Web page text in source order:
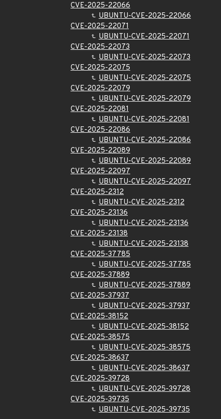
CVE-2025-22066
UBUNTU-CVE-2025-22066
CVE-2025-22071
UBUNTU-CVE-2025-22071
CVE-2025-22073
UBUNTU-CVE-2025-22073
CVE-2025-22075
UBUNTU-CVE-2025-22075
CVE-2025-22079
UBUNTU-CVE-2025-22079
CVE-2025-22081
UBUNTU-CVE-2025-22081
CVE-2025-22086
UBUNTU-CVE-2025-22086
CVE-2025-22089
UBUNTU-CVE-2025-22089
CVE-2025-22097
UBUNTU-CVE-2025-22097
CVE-2025-2312
UBUNTU-CVE-2025-2312
CVE-2025-23136
UBUNTU-CVE-2025-23136
CVE-2025-23138
UBUNTU-CVE-2025-23138
CVE-2025-37785
UBUNTU-CVE-2025-37785
CVE-2025-37889
UBUNTU-CVE-2025-37889
CVE-2025-37937
UBUNTU-CVE-2025-37937
CVE-2025-38152
UBUNTU-CVE-2025-38152
CVE-2025-38575
UBUNTU-CVE-2025-38575
CVE-2025-38637
UBUNTU-CVE-2025-38637
CVE-2025-39728
UBUNTU-CVE-2025-39728
CVE-2025-39735
UBUNTU-CVE-2025-39735